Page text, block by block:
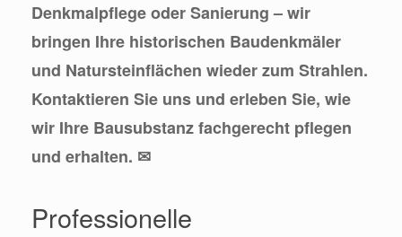
Denkmalpflege oder Sanierung – wir
bringen Ihre historischen Baudenkmäler
und Natursteinflächen wieder zum Strahlen.
Kontaktieren Sie uns und erleben Sie, wie
wir Ihre Bausubstanz fachgerecht pflegen
und erhalten. ✉
Professionelle